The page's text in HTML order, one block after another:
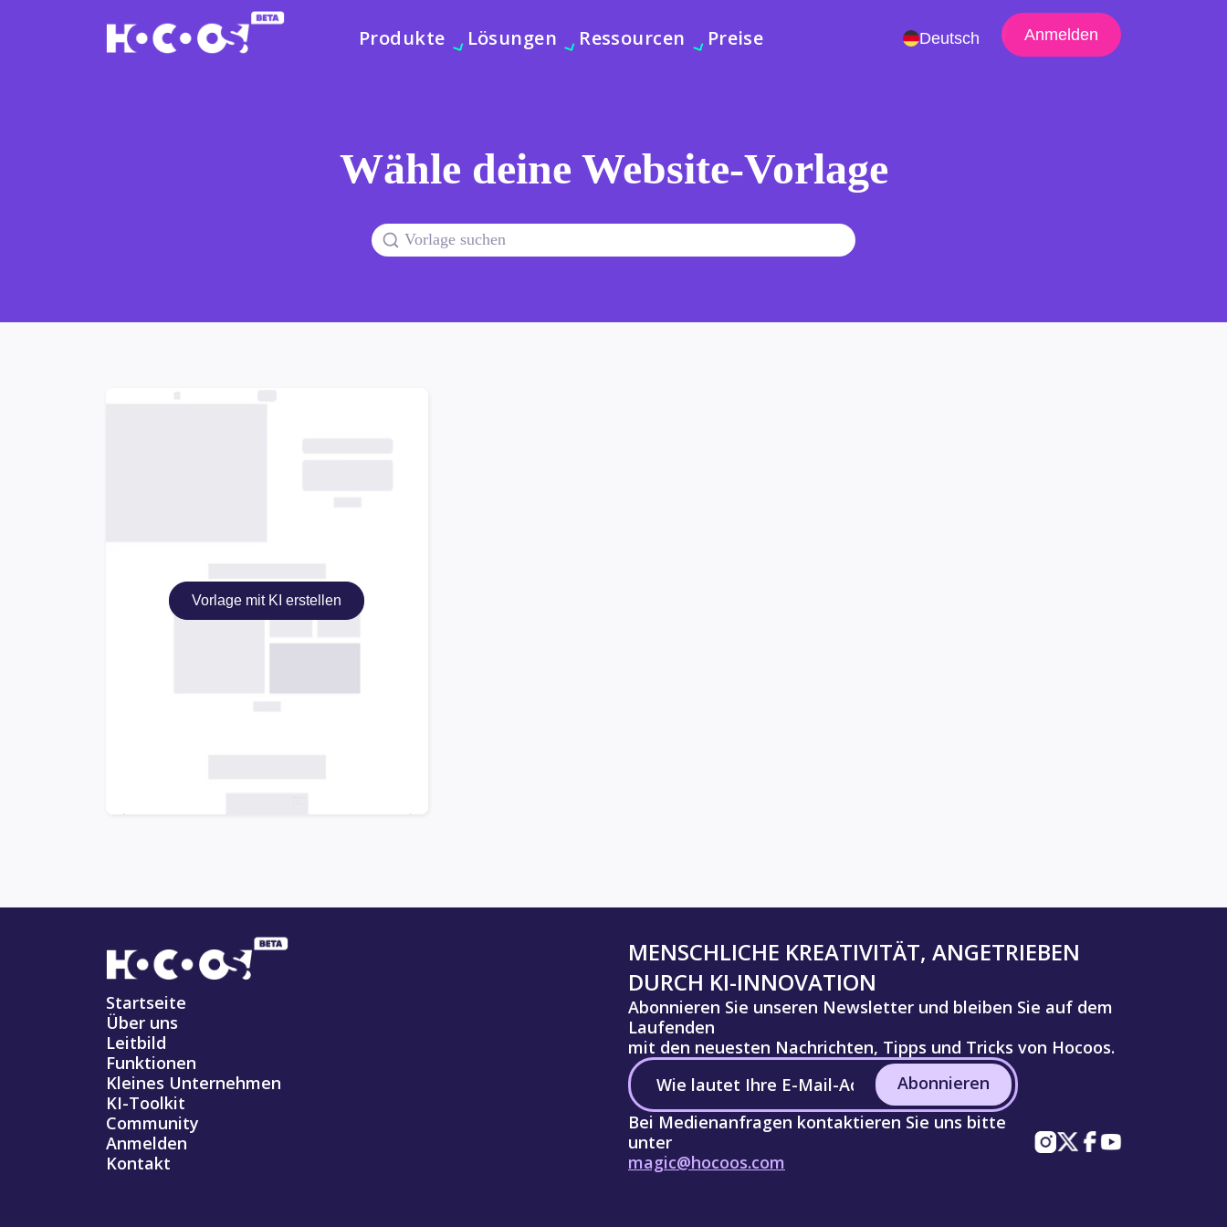
Produkte Lösungen Ressourcen Preise Deutsch Anmelden
Wähle deine Website-Vorlage
Vorlage mit KI erstellen
Startseite
Über uns
Leitbild
Funktionen
Kleines Unternehmen
KI-Toolkit
Community
Anmelden
Kontakt
MENSCHLICHE KREATIVITÄT, ANGETRIEBEN
DURCH KI-INNOVATION
Abonnieren Sie unseren Newsletter und bleiben Sie auf dem
Laufenden
mit den neuesten Nachrichten, Tipps und Tricks von Hocoos.
Abonnieren
Bei Medienanfragen kontaktieren Sie uns bitte
unter
magic@hocoos.com